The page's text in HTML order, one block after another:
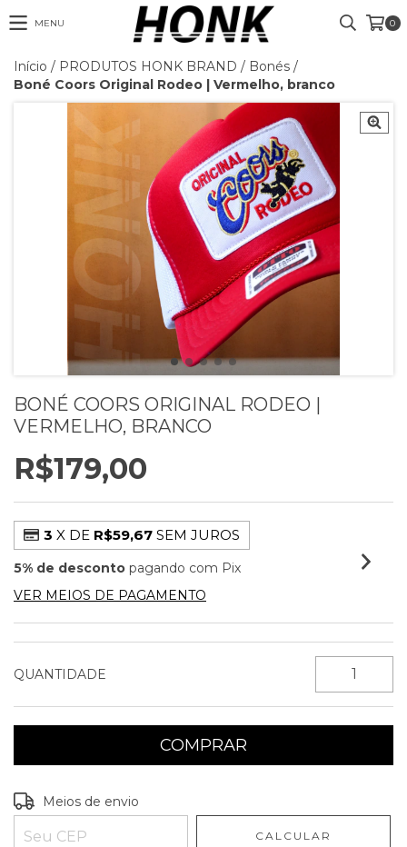
MENU 0
Início / PRODUTOS HONK BRAND / Bonés /
Boné Coors Original Rodeo | Vermelho, branco
BONÉ COORS ORIGINAL RODEO |
VERMELHO, BRANCO
R$179,00
3 X DE R$59,67 SEM JUROS
5% de desconto pagando com Pix
VER MEIOS DE PAGAMENTO
QUANTIDADE
Entregas para o CEP:
Meios de envio
CALCULAR